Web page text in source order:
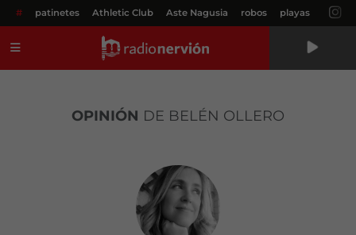
# patinetes Athletic Club Aste Nagusia robos playas
OPINIÓN DE BELÉN OLLERO